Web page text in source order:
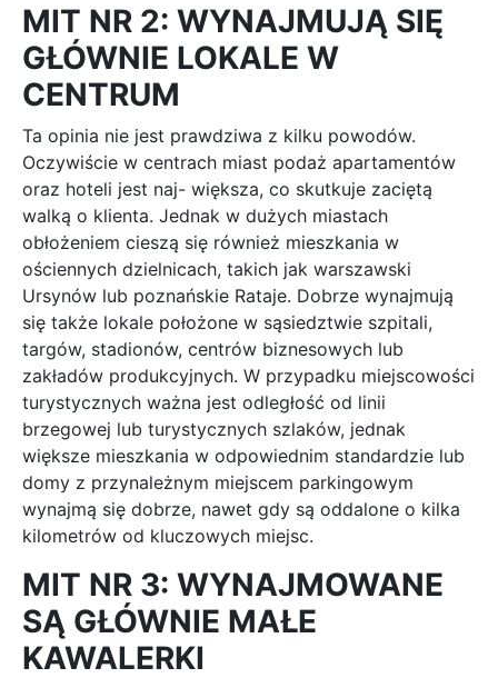
MIT NR 2: WYNAJMUJĄ SIĘ
GŁÓWNIE LOKALE W
CENTRUM
Ta opinia nie jest prawdziwa z kilku powodów.
Oczywiście w centrach miast podaż apartamentów
oraz hoteli jest naj- większa, co skutkuje zaciętą
walką o klienta. Jednak w dużych miastach
obłożeniem cieszą się również mieszkania w
ościennych dzielnicach, takich jak warszawski
Ursynów lub poznańskie Rataje. Dobrze wynajmują
się także lokale położone w sąsiedztwie szpitali,
targów, stadionów, centrów biznesowych lub
zakładów produkcyjnych. W przypadku miejscowości
turystycznych ważna jest odległość od linii
brzegowej lub turystycznych szlaków, jednak
większe mieszkania w odpowiednim standardzie lub
domy z przynależnym miejscem parkingowym
wynajmą się dobrze, nawet gdy są oddalone o kilka
kilometrów od kluczowych miejsc.
MIT NR 3: WYNAJMOWANE
SĄ GŁÓWNIE MAŁE
KAWALERKI